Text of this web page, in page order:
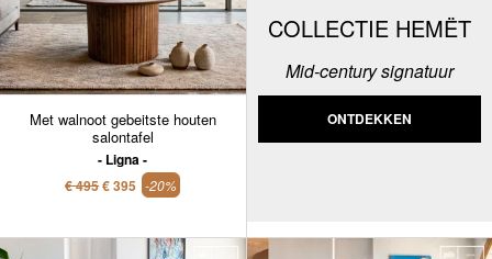
Met walnoot gebeitste houten
salontafel
Ligna
€ 495€ 395 -20%
COLLECTIE HEMËT
Mid-century signatuur
ONTDEKKEN